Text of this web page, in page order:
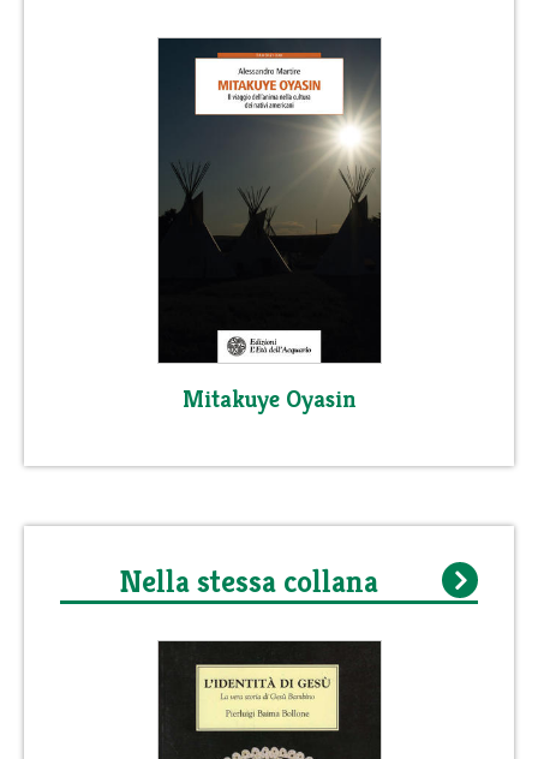
Mitakuye Oyasin
Nella stessa collana